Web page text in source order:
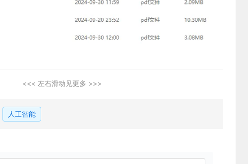
<<< 左右滑动见更多 >>>
人工智能